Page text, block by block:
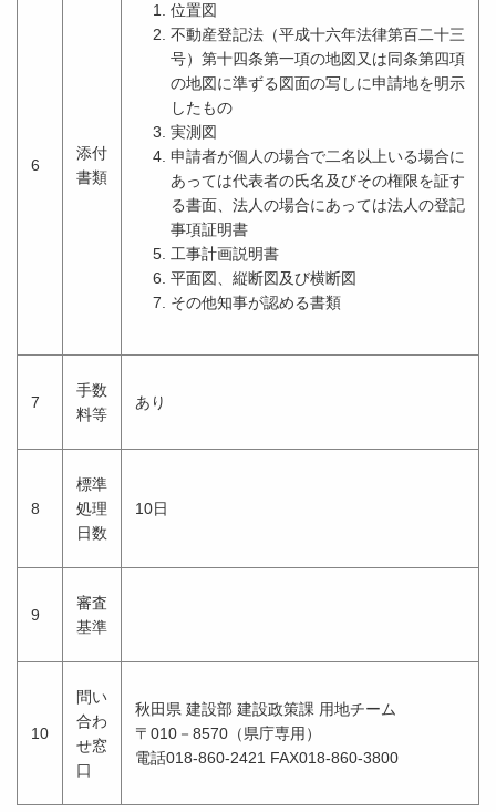
6
添付
書類
位置図
不動産登記法（平成十六年法律第百二十三
号）第十四条第一項の地図又は同条第四項
の地図に準ずる図面の写しに申請地を明示
したもの
実測図
申請者が個人の場合で二名以上いる場合に
あっては代表者の氏名及びその権限を証す
る書面、法人の場合にあっては法人の登記
事項証明書
工事計画説明書
平面図、縦断図及び横断図
その他知事が認める書類
7
手数
料等
あり
8
標準
処理
日数
10日
9
審査
基準
10
問い
合わ
せ窓
口
秋田県 建設部 建設政策課 用地チーム
〒010－8570（県庁専用）
電話018-860-2421 FAX018-860-3800